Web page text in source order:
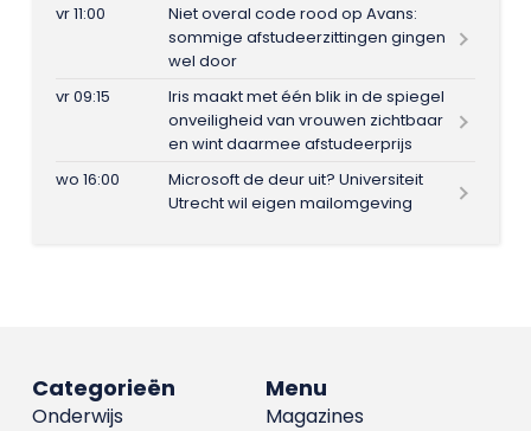
vr 11:00
Niet overal code rood op Avans:
sommige afstudeerzittingen gingen
wel door
vr 09:15
Iris maakt met één blik in de spiegel
onveiligheid van vrouwen zichtbaar
en wint daarmee afstudeerprijs
wo 16:00
Microsoft de deur uit? Universiteit
Utrecht wil eigen mailomgeving
Menu
Magazines
Categorieën
Onderwijs